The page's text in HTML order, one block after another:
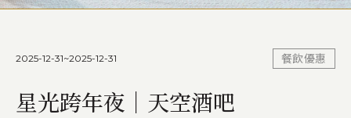
2025-12-31~2025-12-31 餐飲優惠
星光跨年夜｜天空酒吧